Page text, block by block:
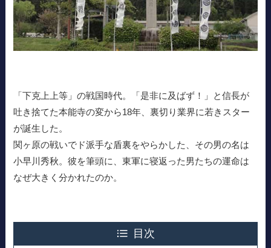
「下克上上等」の戦国時代。「是非に及ばず！」と信長が
吐き捨てた本能寺の変から18年、裏切り業界に若きスター
が誕生した。
関ヶ原の戦いでド派手な盾裏をやらかした、その男の名は
小早川秀秋。彼を筆頭に、東軍に寝返った男たちの運命は
なぜ大きく分かれたのか。
目次